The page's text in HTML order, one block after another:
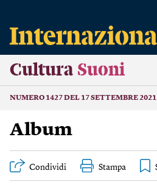
Cultura Suoni
NUMERO 1427 DEL 17 SETTEMBRE 2021
Album
Condividi Stampa